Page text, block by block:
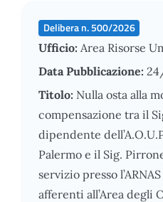
Delibera n. 500/2026
Ufficio: Area Risorse
Data Pubblicazione:
Titolo: Nulla osta alla
compensazione tra il
dipendente
Palermo e il Sig.
servizio presso
afferenti all’Area degli